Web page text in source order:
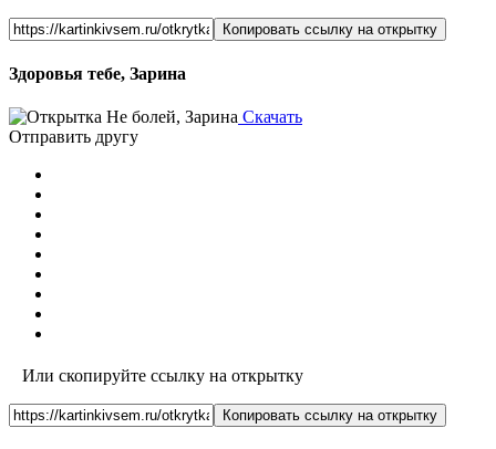
Копировать ссылку на открытку
Здоровья тебе, Зарина
Скачать
Отправить другу
Или скопируйте ссылку на открытку
Копировать ссылку на открытку